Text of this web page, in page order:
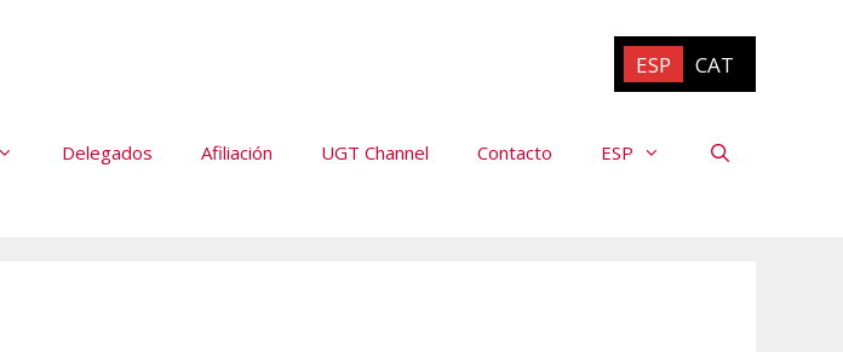
ESP CAT
Delegados Afiliación UGT Channel Contacto ESP